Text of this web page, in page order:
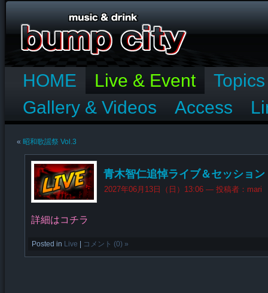
HOME Live & Event
Topics
Gallery & Videos
Access
« 昭和歌謡祭 Vol.3
青木智仁追悼ライブ＆セッショ
2027年06月13日（日）13:06 — 投稿者：mari
詳細はコチラ
Posted in Live コメント (0) »